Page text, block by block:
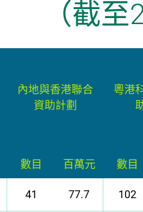
（截
內地與香港聯合
資助計劃
粵港
數目 百萬元 數目
41 77.7 102